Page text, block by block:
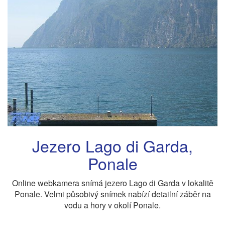
Jezero Lago di Garda,
Ponale
Online webkamera snímá jezero Lago di Garda v lokalitě
Ponale. Velmi působivý snímek nabízí detailní záběr na
vodu a hory v okolí Ponale.